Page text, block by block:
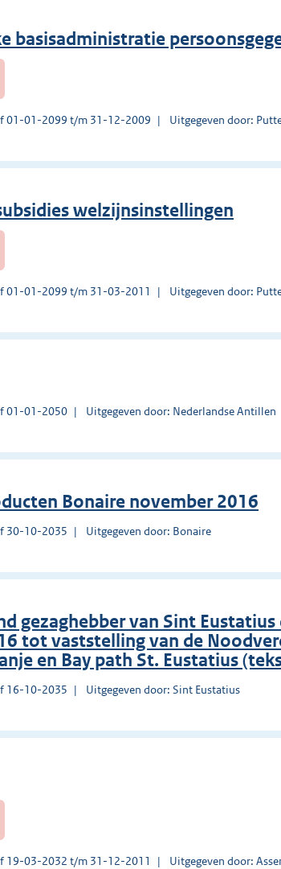
basisadministratie
01-01-2099 t/m 31-12-2009 Uitgegeven door:
welzijnsinstellingen
01-01-2099 t/m 31-03-2011 Uitgegeven door:
01-01-2050 Uitgegeven door: Nederlandse Antillen
Bonaire november 2016
30-10-2035 Uitgegeven door: Bonaire
gezaghebber van Sint Eustatius
tot vaststelling van de
en Bay path St. Eustatius
16-10-2035 Uitgegeven door: Sint Eustatius
19-03-2032 t/m 31-12-2011 Uitgegeven door: